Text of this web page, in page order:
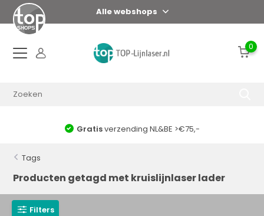
Alle webshops
0
Gratisverzending NL&BE >€75,-
Tags
Producten getagd met kruislijnlaser lader
Filters